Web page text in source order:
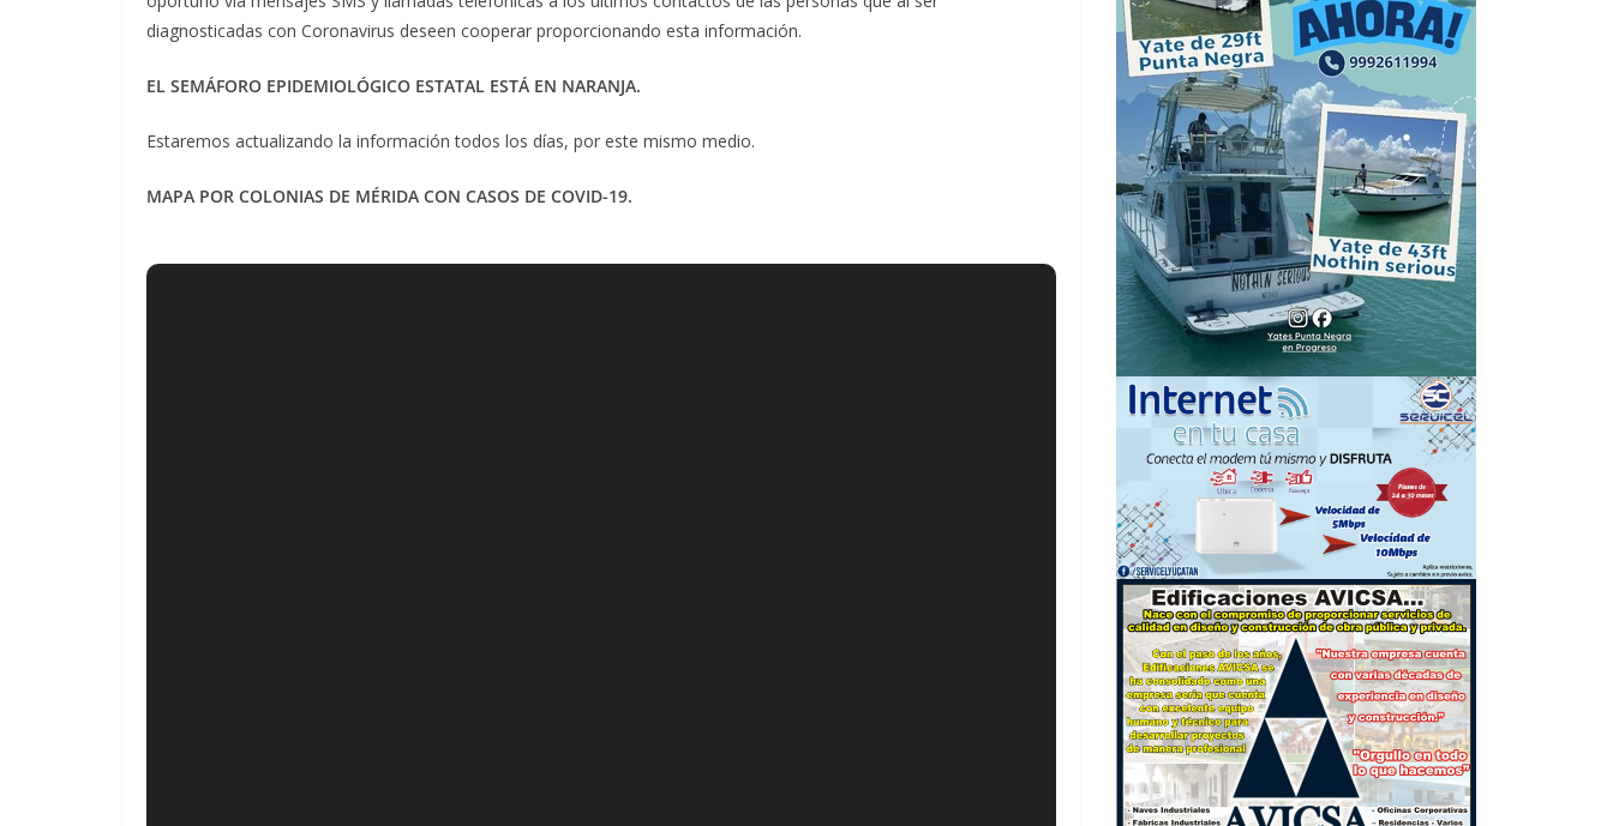
diagnosticadas con Coronavirus deseen cooperar proporcionando esta información.
EL SEMÁFORO EPIDEMIOLÓGICO ESTATAL ESTÁ EN NARANJA.
Estaremos actualizando la información todos los días, por este mismo medio.
MAPA POR COLONIAS DE MÉRIDA CON CASOS DE COVID-19.